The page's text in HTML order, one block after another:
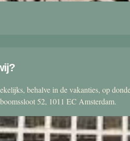
behalve in de vakanties, op
52, 1011 EC Amsterdam.